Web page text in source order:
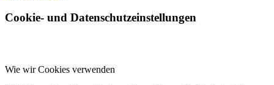
Cookie- und Datenschutzeinstellungen
Wie wir Cookies verwenden